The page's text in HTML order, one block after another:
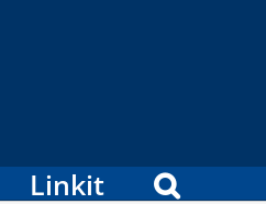
Linkit